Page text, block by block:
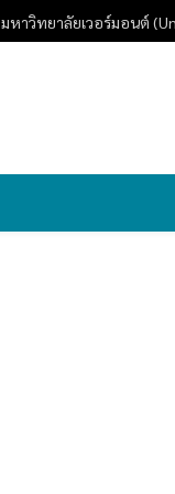
มหาวิทยาลัยเวอร์มอนต์